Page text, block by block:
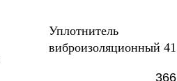
Уплотнитель
виброизоляционный 41
366